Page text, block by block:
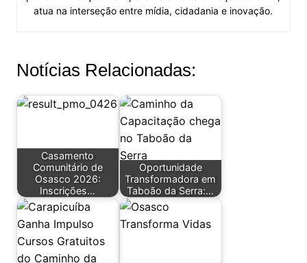
atua na interseção entre mídia, cidadania e inovação.
Notícias Relacionadas:
Casamento
Comunitário de
Osasco 2026:
Inscrições…
Oportunidade
Transformadora em
Taboão da Serra:…